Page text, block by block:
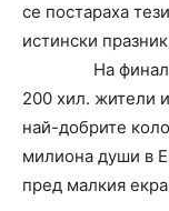
се постараха
истински
На финала на
200 хил. жители
най-добрите
милиона души в
пред малкия